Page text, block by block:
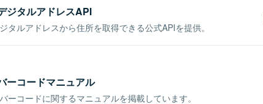
ジタルアドレスAPI
タルアドレスから住所を取得できる公式APIを提供。
ーコードマニュアル
ーコードに関するマニュアルを掲載しています。